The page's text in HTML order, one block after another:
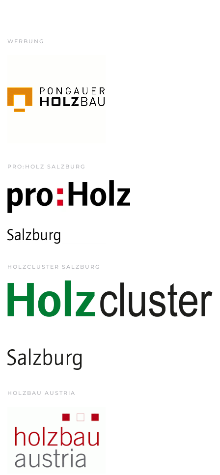
WERBUNG
PRO:HOLZ SALZBURG
HOLZCLUSTER SALZBURG
HOLZBAU AUSTRIA